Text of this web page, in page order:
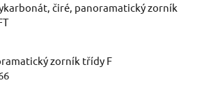
čiré, panoramatický zorník
zorník třídy F